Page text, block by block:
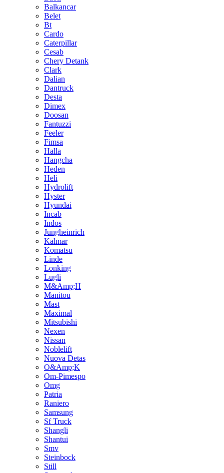
Balkancar
Belet
Bt
Cardo
Caterpillar
Cesab
Chery Detank
Clark
Dalian
Dantruck
Desta
Dimex
Doosan
Fantuzzi
Feeler
Fimsa
Halla
Hangcha
Heden
Heli
Hydrolift
Hyster
Hyundai
Incab
Indos
Jungheinrich
Kalmar
Komatsu
Linde
Lonking
Lugli
M&Amp;H
Manitou
Mast
Maximal
Mitsubishi
Nexen
Nissan
Noblelift
Nuova Detas
O&Amp;K
Om-Pimespo
Omg
Patria
Raniero
Samsung
Sf Truck
Shangli
Shantui
Smv
Steinbock
Still